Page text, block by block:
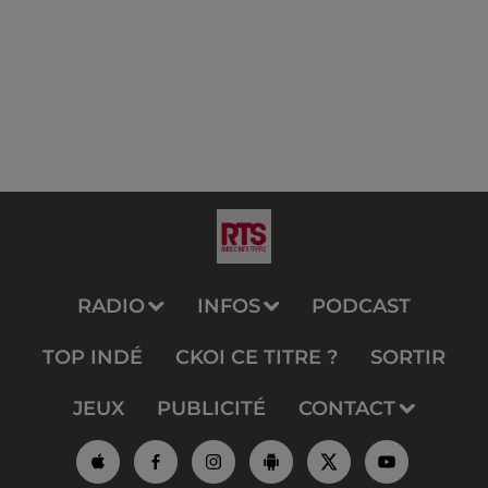
RADIO INFOS PODCAST
TOP INDÉ CKOI CE TITRE ? SORTIR
JEUX PUBLICITÉ CONTACT